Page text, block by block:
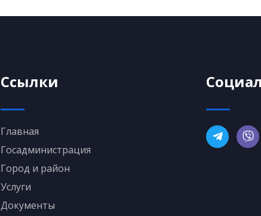
Ссылки
Главная
Госадминистрация
Город и район
Услуги
Документы